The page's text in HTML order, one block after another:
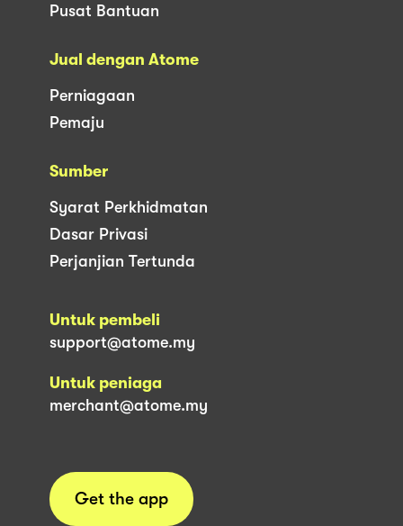
Pusat Bantuan
Jual dengan Atome
Perniagaan
Pemaju
Sumber
Syarat Perkhidmatan
Dasar Privasi
Perjanjian Tertunda
Untuk pembeli
support@atome.my
Untuk peniaga
merchant@atome.my
Get the app